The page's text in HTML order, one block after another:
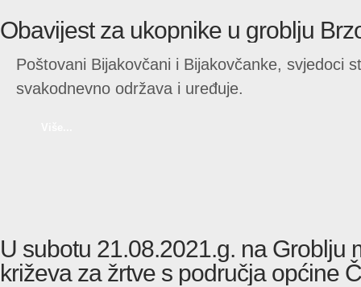
Obavijest za ukopnike u groblju
Poštovani Bijakovčani i Bijakovčanke, svjedoci
svakodnevno održava i uređuje.
U subotu 21.08.2021.g. na Groblju
križeva za žrtve s područja općine